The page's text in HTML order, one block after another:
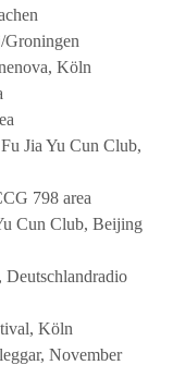
Groningen
Köln
Jia Yu Cun Club,
798 area
Cun Club, Beijing
Deutschlandradio
Köln
November